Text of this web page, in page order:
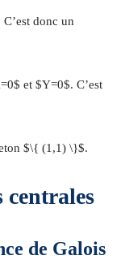
donc un
et $Y=0$. C’est
$\{ (1,1) \}$.
centrales
de Galois